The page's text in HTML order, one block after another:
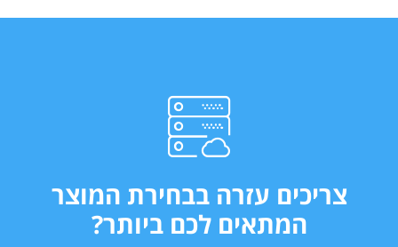
צריכים עזרה בבחירת המוצר
המתאים לכם ביותר?